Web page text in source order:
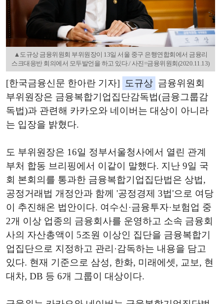
▲도규상 금융위원회 부위원장이 13일 서울 중구 은행연합회에서 금융리
스크대응반 회의에서 모두발언을 하고 있다./ 사진=금융위원회(2020.11.13)
[한국금융신문 한아란 기자] 도규상 금융위원회
부위원장은 금융복합기업집단감독법(금융그룹감
독법)과 관련해 카카오와 네이버는 대상이 아니라
는 입장을 밝혔다.
도 부위원장은 16일 정부서울청사에서 열린 관계
부처 합동 브리핑에서 이같이 말했다. 지난 9일 국
회 본회의를 통과한 금융복합기업집단법은 상법,
공정거래법 개정안과 함께 '공정경제 3법'으로 여당
이 추진해온 법안이다. 여수신·금융투자·보험업 중
2개 이상 업종의 금융회사를 운영하고 소속 금융회
사의 자산총액이 5조원 이상인 집단을 금융복합기
업집단으로 지정하고 관리·감독하는 내용을 담고
있다. 현재 기준으로 삼성, 한화, 미래에셋, 교보, 현
대차, DB 등 6개 그룹이 대상이다.